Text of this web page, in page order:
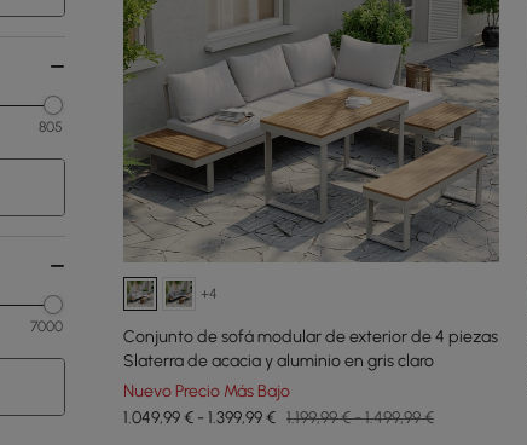
805
7000
+4
Conjunto de sofá modular de exterior de 4 piezas
Slaterra de acacia y aluminio en gris claro
Nuevo Precio Más Bajo
1.049,99 € - 1.399,99 € 1.199,99 € - 1.499,99 €